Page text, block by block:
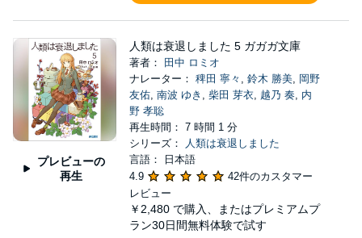
プレビューの
再生
人類は衰退しました 5 ガガガ文庫
著者：
田中 ロミオ
ナレーター： 稗田 寧々 , 鈴木 勝美, 岡野
友佑, 南波 ゆき , 柴田 芽衣, 越乃 奏, 内
野 孝聡
再生時間： 7 時間 1 分
シリーズ：
人類は衰退しました
言語： 日本語
4.9
42件のカスタマー
レビュー
￥2,480 で購入、またはプレミアムプ
ラン30日間無料体験で試す